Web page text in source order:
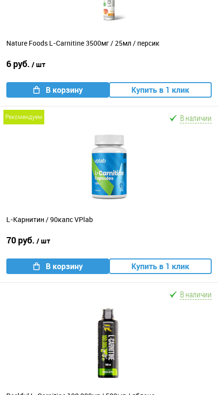
Nature Foods L-Carnitine 3500мг / 25мл / персик
6 руб. / шт
В корзину Купить в 1 клик
рекомендуем В наличии
L-Карнитин / 90капс VPlab
70 руб. / шт
В корзину Купить в 1 клик
В наличии